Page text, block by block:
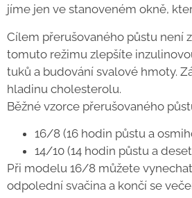
jíme jen ve stanoveném okně,
Cílem přerušovaného půstu není
tomuto režimu zlepšíte
tuků a budování svalové hmoty.
hladinu cholesterolu.
Běžné vzorce přerušovaného
16/8 (16 hodin půstu a
14/10 (14 hodin půstu a
Při modelu 16/8 můžete
odpolední svačina a končí se